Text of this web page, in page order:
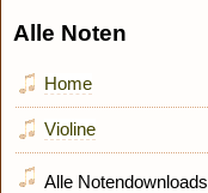
Alle Noten
Home
Violine
Alle Notendownloads